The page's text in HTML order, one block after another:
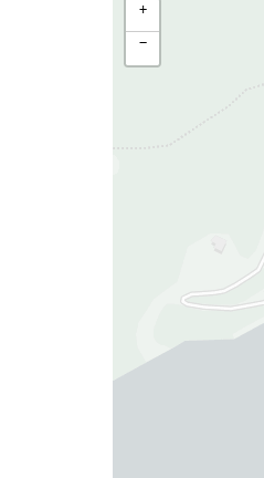
+
−